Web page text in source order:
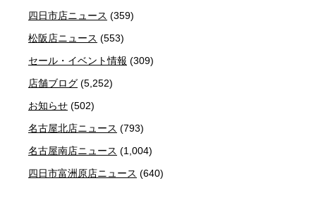
四日市店ニュース (359)
松阪店ニュース (553)
セール・イベント情報 (309)
店舗ブログ (5,252)
お知らせ (502)
名古屋北店ニュース (793)
名古屋南店ニュース (1,004)
四日市富洲原店ニュース (640)